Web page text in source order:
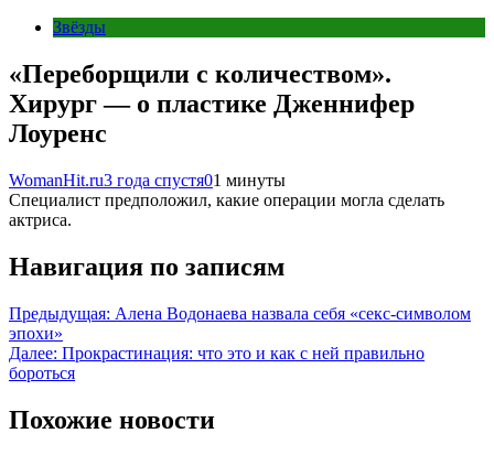
Звёзды
«Переборщили с количеством».
Хирург — о пластике Дженнифер
Лоуренс
WomanHit.ru3 года спустя01 минуты
Специалист предположил, какие операции могла сделать
актриса.
Навигация по записям
Предыдущая: Алена Водонаева назвала себя «секс-символом
эпохи»
Далее: Прокрастинация: что это и как с ней правильно
бороться
Похожие новости